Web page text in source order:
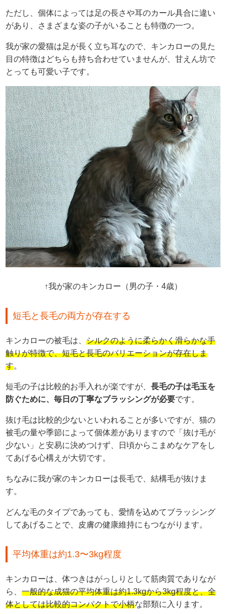
ただし、個体によっては足の長さや耳のカール具合に違い
があり、さまざまな姿の子がいることも特徴の一つ。
我が家の愛猫は足が長く立ち耳なので、キンカローの見た
目の特徴はどちらも持ち合わせていませんが、甘えん坊で
とっても可愛い子です。
↑我が家のキンカロー（男の子・4歳）
短毛と長毛の両方が存在する
キンカローの被毛は、シルクのように柔らかく滑らかな手
触りが特徴で、短毛と長毛のバリエーションが存在しま
す。
短毛の子は比較的お手入れが楽ですが、長毛の子は毛玉を
防ぐために、毎日の丁寧なブラッシングが必要です。
抜け毛は比較的少ないといわれることが多いですが、猫の
被毛の量や季節によって個体差がありますので「抜け毛が
少ない」と安易に決めつけず、日頃からこまめなケアをし
てあげる心構えが大切です。
ちなみに我が家のキンカローは長毛で、結構毛が抜けま
す。
どんな毛のタイプであっても、愛情を込めてブラッシング
してあげることで、皮膚の健康維持にもつながります。
平均体重は約1.3〜3kg程度
キンカローは、体つきはがっしりとして筋肉質でありなが
ら、一般的な成猫の平均体重は約1.3kgから3kg程度と、全
体としては比較的コンパクトで小柄な部類に入ります。